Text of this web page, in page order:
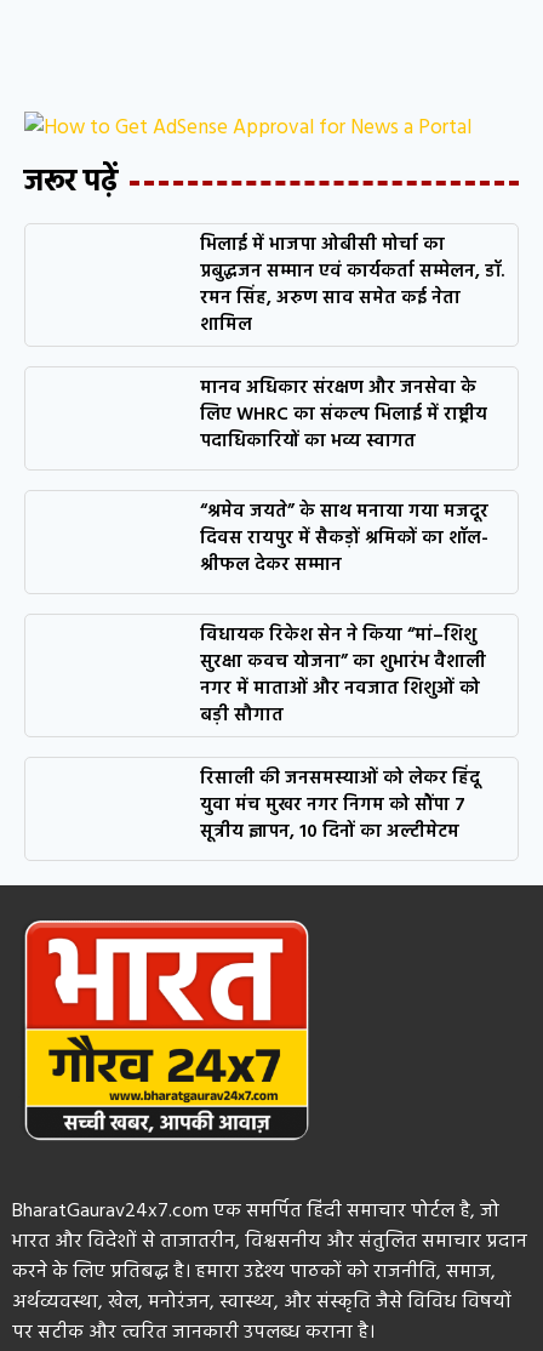
जरूर पढ़ें
भिलाई में भाजपा ओबीसी मोर्चा का
प्रबुद्धजन सम्मान एवं कार्यकर्ता सम्मेलन, डॉ.
रमन सिंह, अरुण साव समेत कई नेता
शामिल
मानव अधिकार संरक्षण और जनसेवा के
लिए WHRC का संकल्प भिलाई में राष्ट्रीय
पदाधिकारियों का भव्य स्वागत
“श्रमेव जयते” के साथ मनाया गया मजदूर
दिवस रायपुर में सैकड़ों श्रमिकों का शॉल-
श्रीफल देकर सम्मान
विधायक रिकेश सेन ने किया “मां–शिशु
सुरक्षा कवच योजना” का शुभारंभ वैशाली
नगर में माताओं और नवजात शिशुओं को
बड़ी सौगात
रिसाली की जनसमस्याओं को लेकर हिंदू
युवा मंच मुखर नगर निगम को सौंपा 7
सूत्रीय ज्ञापन, 10 दिनों का अल्टीमेटम
BharatGaurav24x7.com एक समर्पित हिंदी समाचार पोर्टल है, जो
भारत और विदेशों से ताजातरीन, विश्वसनीय और संतुलित समाचार प्रदान
करने के लिए प्रतिबद्ध है। हमारा उद्देश्य पाठकों को राजनीति, समाज,
अर्थव्यवस्था, खेल, मनोरंजन, स्वास्थ्य, और संस्कृति जैसे विविध विषयों
पर सटीक और त्वरित जानकारी उपलब्ध कराना है।